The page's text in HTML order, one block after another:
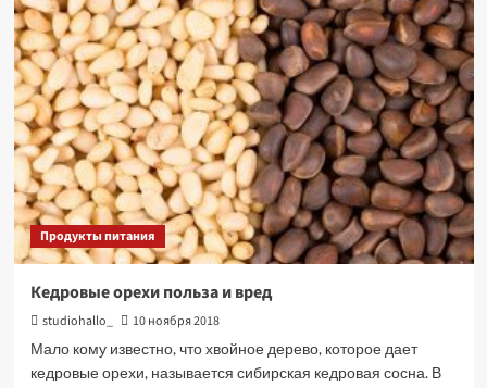
воду
лучше
пить?
Продукты питания
Кедровые орехи польза и вред
studiohallo_
10 ноября 2018
Мало кому известно, что хвойное дерево, которое дает
кедровые орехи, называется сибирская кедровая сосна. В